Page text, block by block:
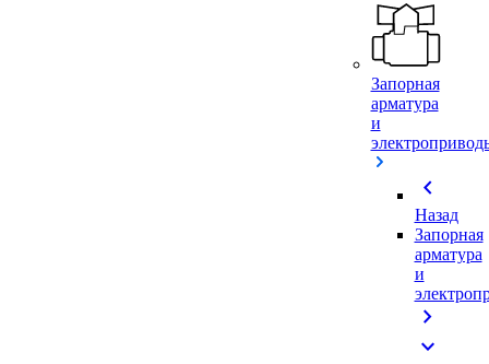
Запорная
арматура
и
chevron_left
Назад
Запорная
арматура
и
chevron_right
expand_more